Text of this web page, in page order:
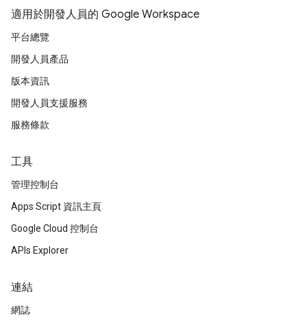
適用於開發人員的 Google Workspace
平台總覽
開發人員產品
版本資訊
開發人員支援服務
服務條款
工具
管理控制台
Apps Script 資訊主頁
Google Cloud 控制台
APIs Explorer
連結
網誌